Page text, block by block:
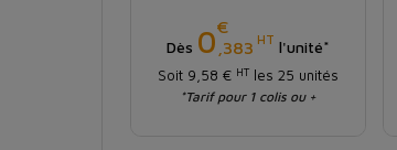
Dès 0€
,383 HT l'unité*
Soit 9,58 € HT les 25 unités
*Tarif pour 1 colis ou +